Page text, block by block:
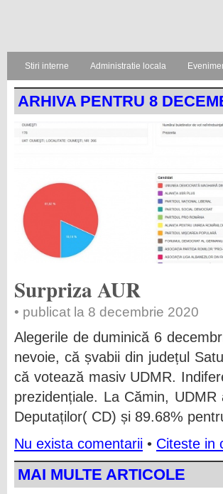
Stiri interne Administratie locala
ARHIVA PENTRU 8
Surpriza AUR
• publicat la 8 decembrie 2020
Alegerile de duminică 6
nevoie, că șvabii din județul
că votează masiv UDMR.
prezidențiale. La Cămin,
Deputaților( CD) și 89.68%
Nu exista comentarii • Citeste in
MAI MULTE ARTICOLE